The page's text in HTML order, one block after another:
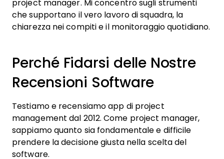
project manager. Mi concentro sugli strumenti
che supportano il vero lavoro di squadra, la
chiarezza nei compiti e il monitoraggio quotidiano.
Perché Fidarsi delle Nostre
Recensioni Software
Testiamo e recensiamo app di project
management dal 2012. Come project manager,
sappiamo quanto sia fondamentale e difficile
prendere la decisione giusta nella scelta del
software.